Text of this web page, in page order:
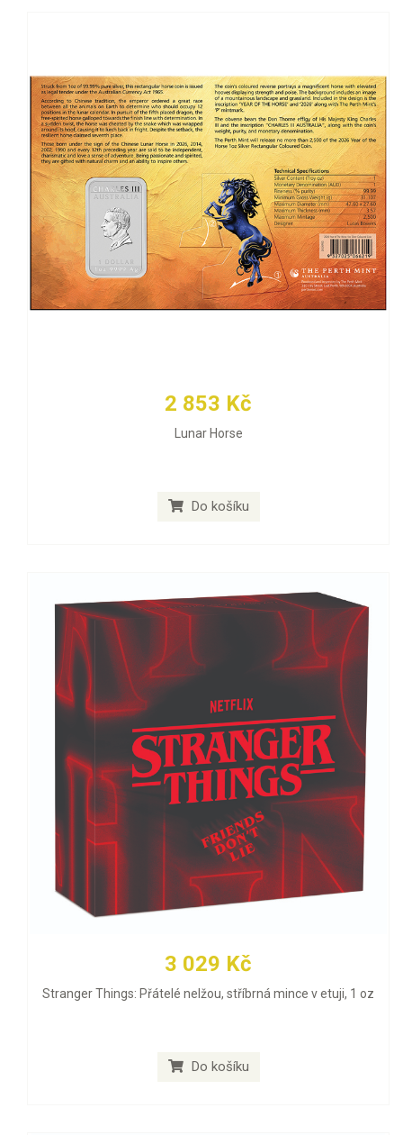
2 853 Kč
Lunar Horse
Do košíku
3 029 Kč
Stranger Things: Přátelé nelžou, stříbrná mince v etuji, 1 oz
Do košíku